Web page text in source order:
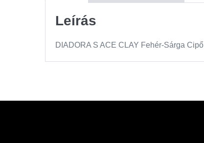
Leírás
DIADORA S ACE CLAY Fehér-Sárga Cipő